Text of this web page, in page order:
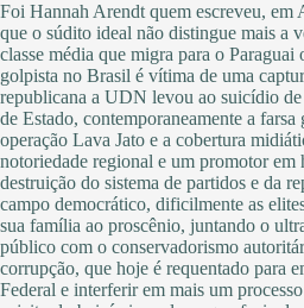
Foi Hannah Arendt quem escreveu, em
que o súdito ideal não distingue mais a
classe média que migra para o
golpista no Brasil é vítima de uma
republicana a UDN levou ao suicídio
de Estado, contemporaneamente a
operação Lava Jato e a cobertura
notoriedade regional e um promotor em
destruição do sistema de partidos e da
campo democrático, dificilmente as
sua família ao proscênio, juntando o
público com o conservadorismo
corrupção, que hoje é requentado para
Federal e interferir em mais um